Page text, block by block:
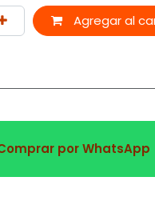
Agregar al
por WhatsApp